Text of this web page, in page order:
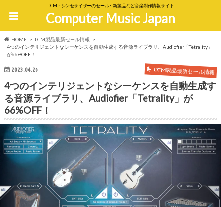
DTM・シンセサイザーのセール・新製品など音楽制作情報サイト
Computer Music Japan
HOME
DTM製品最新セール情報
4つのインテリジェントなシーケンスを自動生成する音源ライブラリ、Audiofier「Tetrality」
が66%OFF！
2023.04.26 DTM製品最新セール情報
4つのインテリジェントなシーケンスを自動生成す
る音源ライブラリ、Audiofier「Tetrality」が
66%OFF！